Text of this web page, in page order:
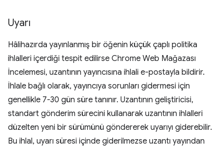
Uyarı
Hâlihazırda yayınlanmış bir öğenin küçük çaplı politika
ihlalleri içerdiği tespit edilirse Chrome Web Mağazası
İncelemesi, uzantının yayıncısına ihlali e-postayla bildirir.
İhlale bağlı olarak, yayıncıya sorunları gidermesi için
genellikle 7-30 gün süre tanınır. Uzantının geliştiricisi,
standart gönderim sürecini kullanarak uzantının ihlalleri
düzelten yeni bir sürümünü göndererek uyarıyı giderebilir.
Bu ihlal, uyarı süresi içinde giderilmezse uzantı yayından